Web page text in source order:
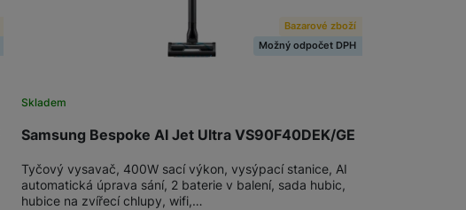
Vysavače Niceboy
Samsung Bespoke AI Jet Ultra VS90F40DEK/GE
Skladem
Bazarové zboží
Možný odpočet DPH
Tyčový vysavač, 400W sací výkon, vysýpací stanice, AI
automatická úprava sání, 2 baterie v balení, sada hubic,
hubice na zvířecí chlupy, wifi,…